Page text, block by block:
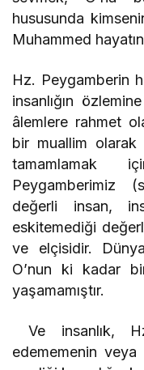
hususunda
Muhammed
Hz. Peygamberin
insanlığın
âlemlere rahmet
bir muallim olarak
tamamlamak
Peygamberimiz
değerli insan,
eskitemediği
ve elçisidir.
O’nun ki kadar
yaşamamıştır.
Ve insanlık,
edememenin veya